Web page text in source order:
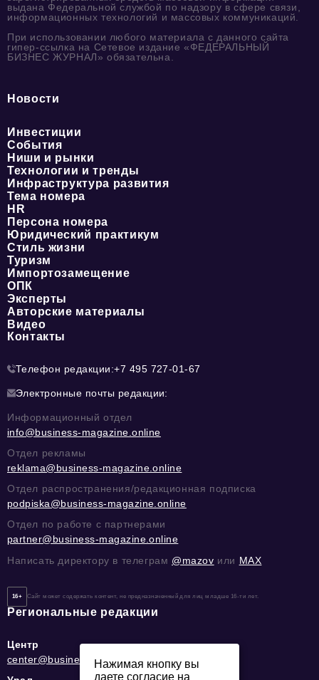
выдана Федеральной службой по надзору в сфере связи,
информационных технологий и массовых коммуникаций.
При использовании любого материала с данного сайта
гипер-ссылка на Сетевое издание «ФЕДЕРАЛЬНЫЙ
БИЗНЕС ЖУРНАЛ» обязательна.
Новости
Инвестиции
События
Ниши и рынки
Технологии и тренды
Инфраструктура развития
Тема номера
HR
Персона номера
Юридический практикум
Стиль жизни
Туризм
Импортозамещение
ОПК
Эксперты
Авторские материалы
Видео
Контакты
Телефон редакции:+7 495 727-01-67
Электронные почты редакции:
Информационный отдел
info@business-magazine.online
Отдел рекламы
reklama@business-magazine.online
Отдел распространения/редакционная подписка
podpiska@business-magazine.online
Отдел по работе с партнерами
partner@business-magazine.online
Написать директору в телеграм @mazov или MAX
16+ Сайт может содержать контент, не предназначенный для лиц младше 16-ти лет.
Региональные редакции
Центр
center@business-magazine.online
Нажимая кнопку вы
даете согласие на